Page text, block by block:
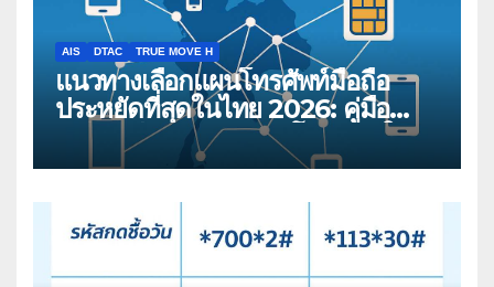
AIS DTAC TRUE MOVE H
แนวทางเลือกแผนโทรศัพท์มือถือ
ประหยัดที่สุดในไทย 2026: คู่มือ
เปรียบเทียบสำหรับผู้บริโภคสมัยใหม่